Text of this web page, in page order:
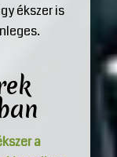
ékszer is
a